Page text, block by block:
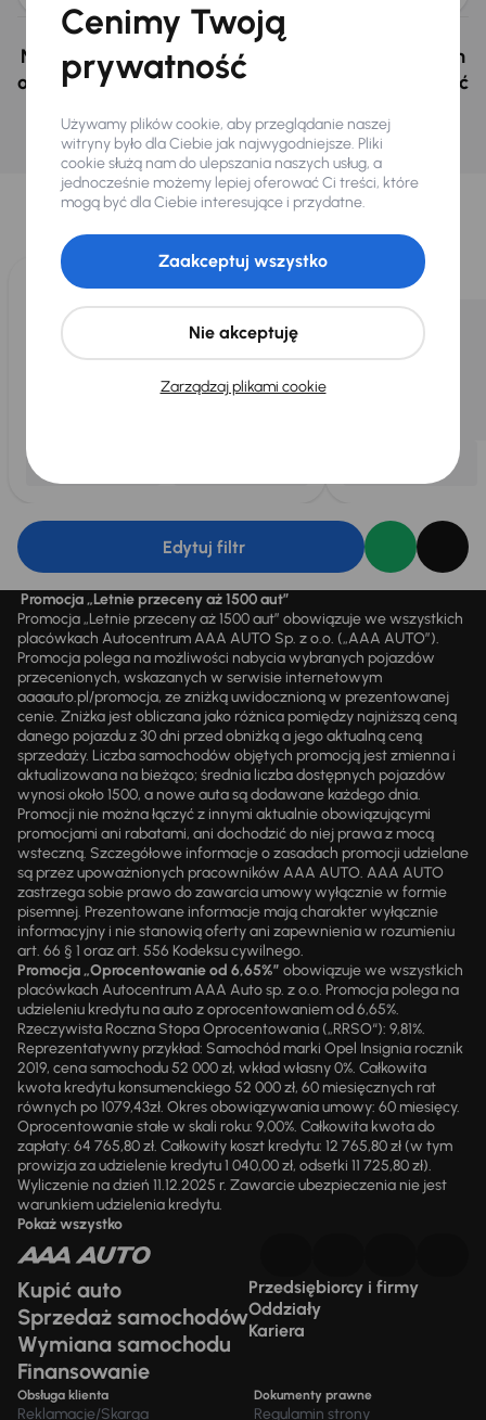
Nie wybrałeś auto z oferty? Nie szkodzi, w naszych
oddziałach w Czechach i na Słowacji możemy mieć
Znajdź podobny samochód
Wybraliśmy dla Ciebie
Edytuj filtr
Promocja „Letnie przeceny aż 1500 aut”
Promocja „Letnie przeceny aż 1500 aut” obowiązuje we wszystkich
placówkach Autocentrum AAA AUTO Sp. z o.o. („AAA AUTO”).
Promocja polega na możliwości nabycia wybranych pojazdów
przecenionych, wskazanych w serwisie internetowym
aaaauto.pl/promocja, ze zniżką uwidocznioną w prezentowanej
cenie. Zniżka jest obliczana jako różnica pomiędzy najniższą ceną
danego pojazdu z 30 dni przed obniżką a jego aktualną ceną
sprzedaży. Liczba samochodów objętych promocją jest zmienna i
aktualizowana na bieżąco; średnia liczba dostępnych pojazdów
wynosi około 1500, a nowe auta są dodawane każdego dnia.
Promocji nie można łączyć z innymi aktualnie obowiązującymi
promocjami ani rabatami, ani dochodzić do niej prawa z mocą
wsteczną. Szczegółowe informacje o zasadach promocji udzielane
są przez upoważnionych pracowników AAA AUTO. AAA AUTO
zastrzega sobie prawo do zawarcia umowy wyłącznie w formie
pisemnej. Prezentowane informacje mają charakter wyłącznie
informacyjny i nie stanowią oferty ani zapewnienia w rozumieniu
art. 66 § 1 oraz art. 556 Kodeksu cywilnego.
Promocja „Oprocentowanie od 6,65%” obowiązuje we wszystkich
placówkach Autocentrum AAA Auto sp. z o.o. Promocja polega na
udzieleniu kredytu na auto z oprocentowaniem od 6,65%.
Rzeczywista Roczna Stopa Oprocentowania („RRSO“): 9,81%.
Reprezentatywny przykład: Samochód marki Opel Insignia rocznik
2019, cena samochodu 52 000 zł, wkład własny 0%. Całkowita
kwota kredytu konsumenckiego 52 000 zł, 60 miesięcznych rat
równych po 1079,43zł. Okres obowiązywania umowy: 60 miesięcy.
Oprocentowanie stałe w skali roku: 9,00%. Całkowita kwota do
zapłaty: 64 765,80 zł. Całkowity koszt kredytu: 12 765,80 zł (w tym
prowizja za udzielenie kredytu 1 040,00 zł, odsetki 11 725,80 zł).
Wyliczenie na dzień 11.12.2025 r. Zawarcie ubezpieczenia nie jest
warunkiem udzielenia kredytu.
Pokaż wszystko
Kupić auto
Sprzedaż samochodów
Wymiana samochodu
Finansowanie
Przedsiębiorcy i firmy
Oddziały
Kariera
Obsługa klienta
Reklamacje/Skarga
Dokumenty prawne
Regulamin strony
Cenimy Twoją
prywatność
Używamy plików cookie, aby przeglądanie naszej
witryny było dla Ciebie jak najwygodniejsze. Pliki
cookie służą nam do ulepszania naszych usług, a
jednocześnie możemy lepiej oferować Ci treści, które
mogą być dla Ciebie interesujące i przydatne.
Zarządzaj plikami cookie
Nie akceptuję
Zaakceptuj wszystko